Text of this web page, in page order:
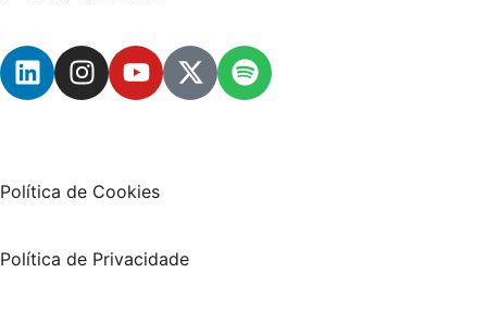
Política de Cookies
Política de Privacidade